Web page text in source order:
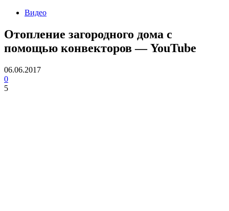
Видео
Отопление загородного дома с
помощью конвекторов — YouTube
06.06.2017
0
5